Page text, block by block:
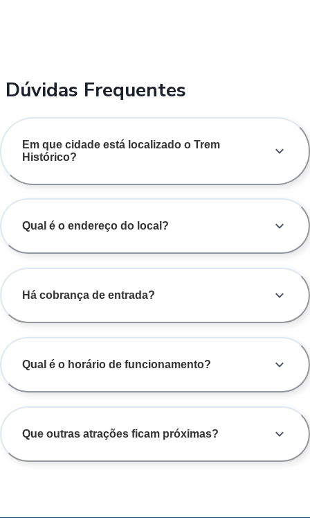
Dúvidas Frequentes
Em que cidade está localizado o Trem
Histórico?
Qual é o endereço do local?
Há cobrança de entrada?
Qual é o horário de funcionamento?
Que outras atrações ficam próximas?